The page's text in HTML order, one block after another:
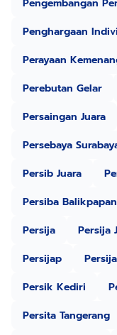
Penghargaan
Perayaan
Perebutan Gelar
Persaingan Juara
Persebaya
Persib Juara
Persiba Balikpapan
Persija
Persija
Persijap
Persik Kediri
Persita Tangerang